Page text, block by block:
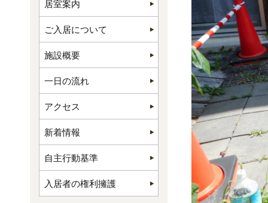
居室案内
ご入居について
施設概要
一日の流れ
アクセス
新着情報
自主行動基準
入居者の権利擁護